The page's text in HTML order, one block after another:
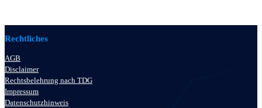
Rechtliches
AGB
Disclaimer
Rechtsbelehrung nach TDG
Impressum
Datenschutzhinweis